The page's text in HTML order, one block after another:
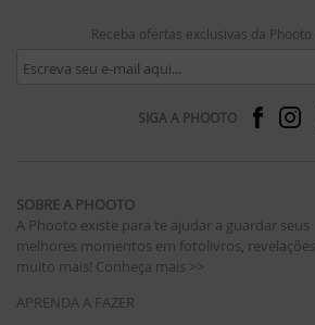
Receba ofertas exclusivas da
SIGA A PHOOTO
SOBRE A PHOOTO
A Phooto existe para te ajudar a guardar seus
melhores momentos em fotolivros,
muito mais! Conheça mais >>
APRENDA A FAZER